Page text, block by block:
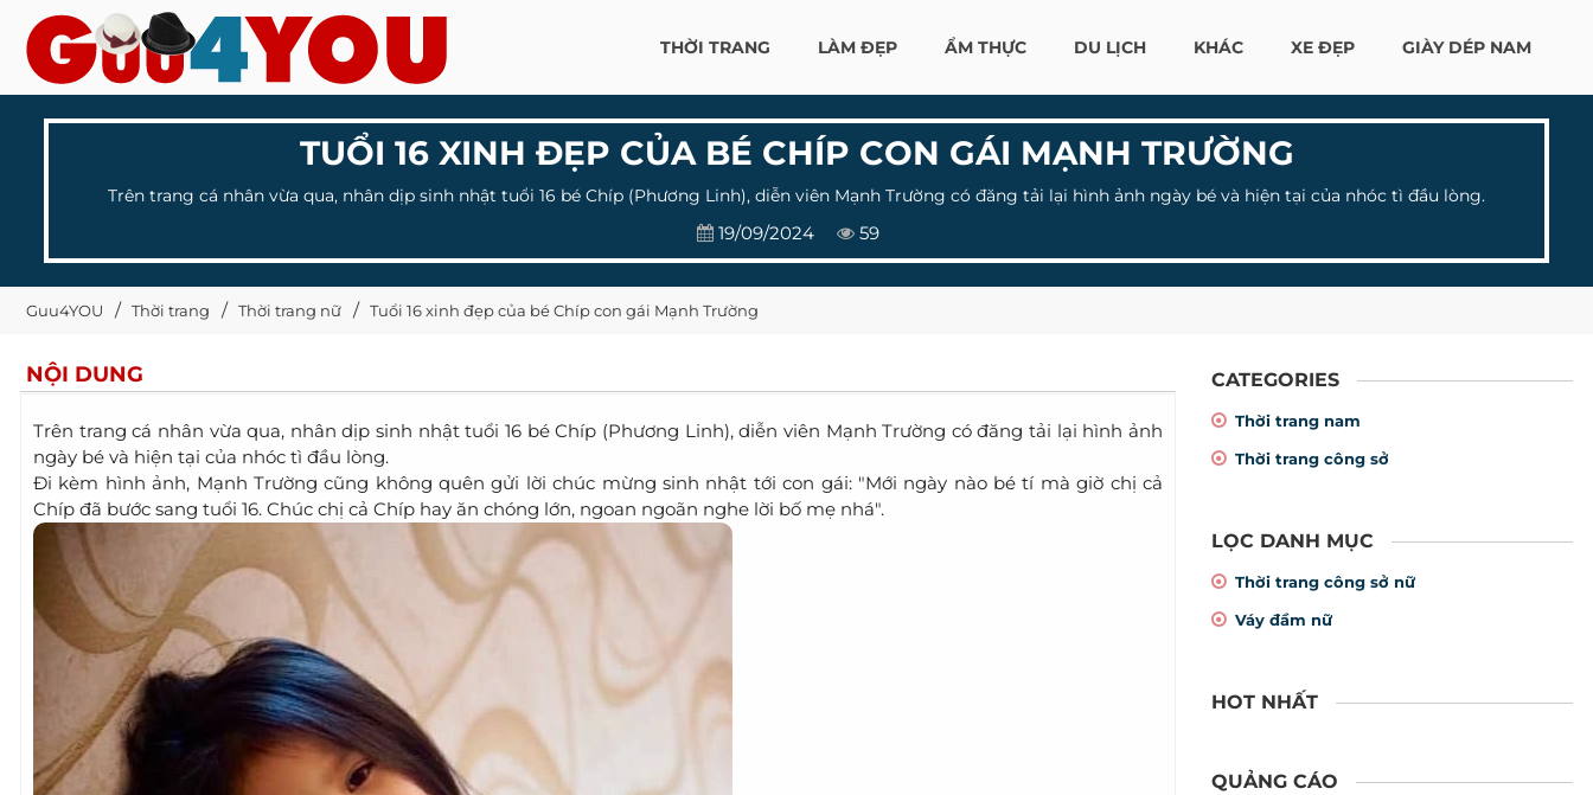
THỜI TRANG LÀM ĐẸP ẨM THỰC DU LỊCH KHÁC XE ĐẸP GIÀY DÉP NAM
TUỔI 16 XINH ĐẸP CỦA BÉ CHÍP CON GÁI MẠNH TRƯỜNG
Trên trang cá nhân vừa qua, nhân dịp sinh nhật tuổi 16 bé Chíp (Phương Linh), diễn viên Mạnh Trường có đăng tải lại hình ảnh ngày bé và hiện tại của nhóc tì đầu lòng.
19/09/2024 59
Guu4YOU Thời trang Thời trang nữ Tuổi 16 xinh đẹp của bé Chíp con gái Mạnh Trường
NỘI DUNG
Trên trang cá nhân vừa qua, nhân dịp sinh nhật tuổi 16 bé Chíp (Phương Linh), diễn viên Mạnh Trường có đăng tải lại hình ảnh
ngày bé và hiện tại của nhóc tì đầu lòng.
Đi kèm hình ảnh, Mạnh Trường cũng không quên gửi lời chúc mừng sinh nhật tới con gái: "Mới ngày nào bé tí mà giờ chị cả
Chíp đã bước sang tuổi 16. Chúc chị cả Chíp hay ăn chóng lớn, ngoan ngoãn nghe lời bố mẹ nhá".
CATEGORIES
Thời trang nam
Thời trang công sở
LỌC DANH MỤC
Thời trang công sở nữ
Váy đầm nữ
HOT NHẤT
QUẢNG CÁO